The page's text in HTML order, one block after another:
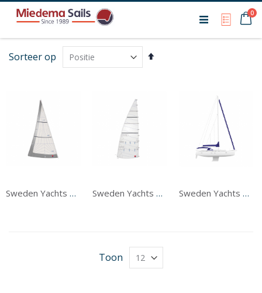
My0
Sorteer op
Van
Sweden Yachts 340 Voorzeil Sweden Yachts 340 Grootzeil Sweden Yachts 340 Tentwerk
Toon